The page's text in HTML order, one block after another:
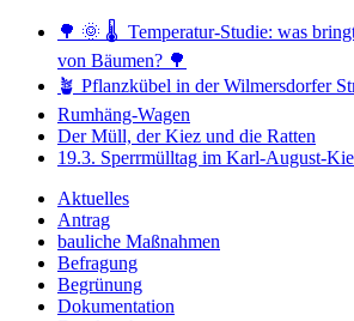
🌳 🌞 🌡️ Temperatur-Studie: was
von Bäumen? 🌳
🪴 Pflanzkübel in der Wilmersdorfer
Rumhäng-Wagen
Der Müll, der Kiez und die Ratten
19.3. Sperrmülltag im Karl-August-
Aktuelles
Antrag
bauliche Maßnahmen
Befragung
Begrünung
Dokumentation